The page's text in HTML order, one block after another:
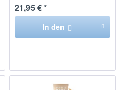
21,95 € *
In den